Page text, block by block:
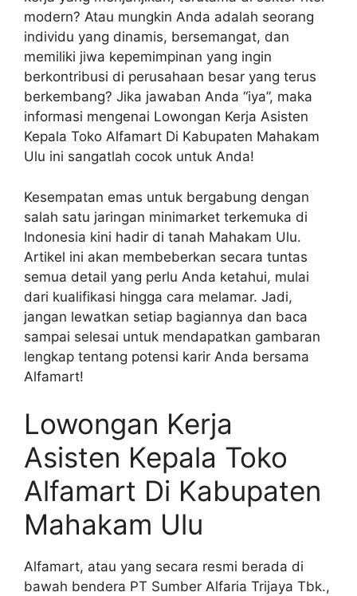
modern? Atau mungkin Anda adalah seorang
individu yang dinamis, bersemangat, dan
memiliki jiwa kepemimpinan yang ingin
berkontribusi di perusahaan besar yang terus
berkembang? Jika jawaban Anda “iya”, maka
informasi mengenai Lowongan Kerja Asisten
Kepala Toko Alfamart Di Kabupaten Mahakam
Ulu ini sangatlah cocok untuk Anda!
Kesempatan emas untuk bergabung dengan
salah satu jaringan minimarket terkemuka di
Indonesia kini hadir di tanah Mahakam Ulu.
Artikel ini akan membeberkan secara tuntas
semua detail yang perlu Anda ketahui, mulai
dari kualifikasi hingga cara melamar. Jadi,
jangan lewatkan setiap bagiannya dan baca
sampai selesai untuk mendapatkan gambaran
lengkap tentang potensi karir Anda bersama
Alfamart!
Lowongan Kerja
Asisten Kepala Toko
Alfamart Di Kabupaten
Mahakam Ulu
Alfamart, atau yang secara resmi berada di
bawah bendera PT Sumber Alfaria Trijaya Tbk.,